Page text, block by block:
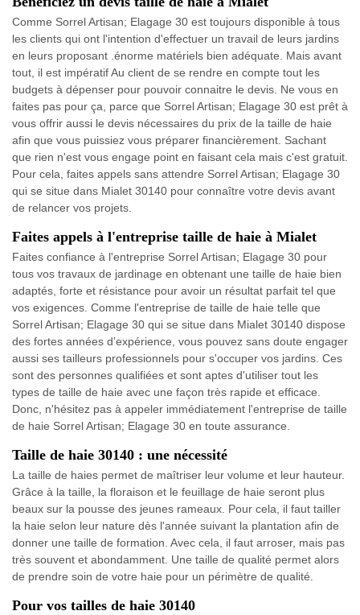
Comme Sorrel Artisan; Elagage 30 est toujours disponible à tous
les clients qui ont l'intention d'effectuer un travail de leurs jardins
en leurs proposant .énorme matériels bien adéquate. Mais avant
tout, il est impératif Au client de se rendre en compte tout les
budgets à dépenser pour pouvoir connaitre le devis. Ne vous en
faites pas pour ça, parce que Sorrel Artisan; Elagage 30 est prêt à
vous offrir aussi le devis nécessaires du prix de la taille de haie
afin que vous puissiez vous préparer financièrement. Sachant
que rien n'est vous engage point en faisant cela mais c'est gratuit.
Pour cela, faites appels sans attendre Sorrel Artisan; Elagage 30
qui se situe dans Mialet 30140 pour connaître votre devis avant
de relancer vos projets.
Faites appels à l'entreprise taille de haie à Mialet
Faites confiance à l'entreprise Sorrel Artisan; Elagage 30 pour
tous vos travaux de jardinage en obtenant une taille de haie bien
adaptés, forte et résistance pour avoir un résultat parfait tel que
vos exigences. Comme l'entreprise de taille de haie telle que
Sorrel Artisan; Elagage 30 qui se situe dans Mialet 30140 dispose
des fortes années d’expérience, vous pouvez sans doute engager
aussi ses tailleurs professionnels pour s'occuper vos jardins. Ces
sont des personnes qualifiées et sont aptes d'utiliser tout les
types de taille de haie avec une façon très rapide et efficace.
Donc, n'hésitez pas à appeler immédiatement l'entreprise de taille
de haie Sorrel Artisan; Elagage 30 en toute assurance.
Taille de haie 30140 : une nécessité
La taille de haies permet de maîtriser leur volume et leur hauteur.
Grâce à la taille, la floraison et le feuillage de haie seront plus
beaux sur la pousse des jeunes rameaux. Pour cela, il faut tailler
la haie selon leur nature dès l'année suivant la plantation afin de
donner une taille de formation. Avec cela, il faut arroser, mais pas
très souvent et abondamment. Une taille de qualité permet alors
de prendre soin de votre haie pour un périmètre de qualité.
Pour vos tailles de haie 30140